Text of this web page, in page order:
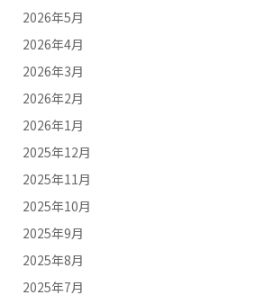
2026年5月
2026年4月
2026年3月
2026年2月
2026年1月
2025年12月
2025年11月
2025年10月
2025年9月
2025年8月
2025年7月